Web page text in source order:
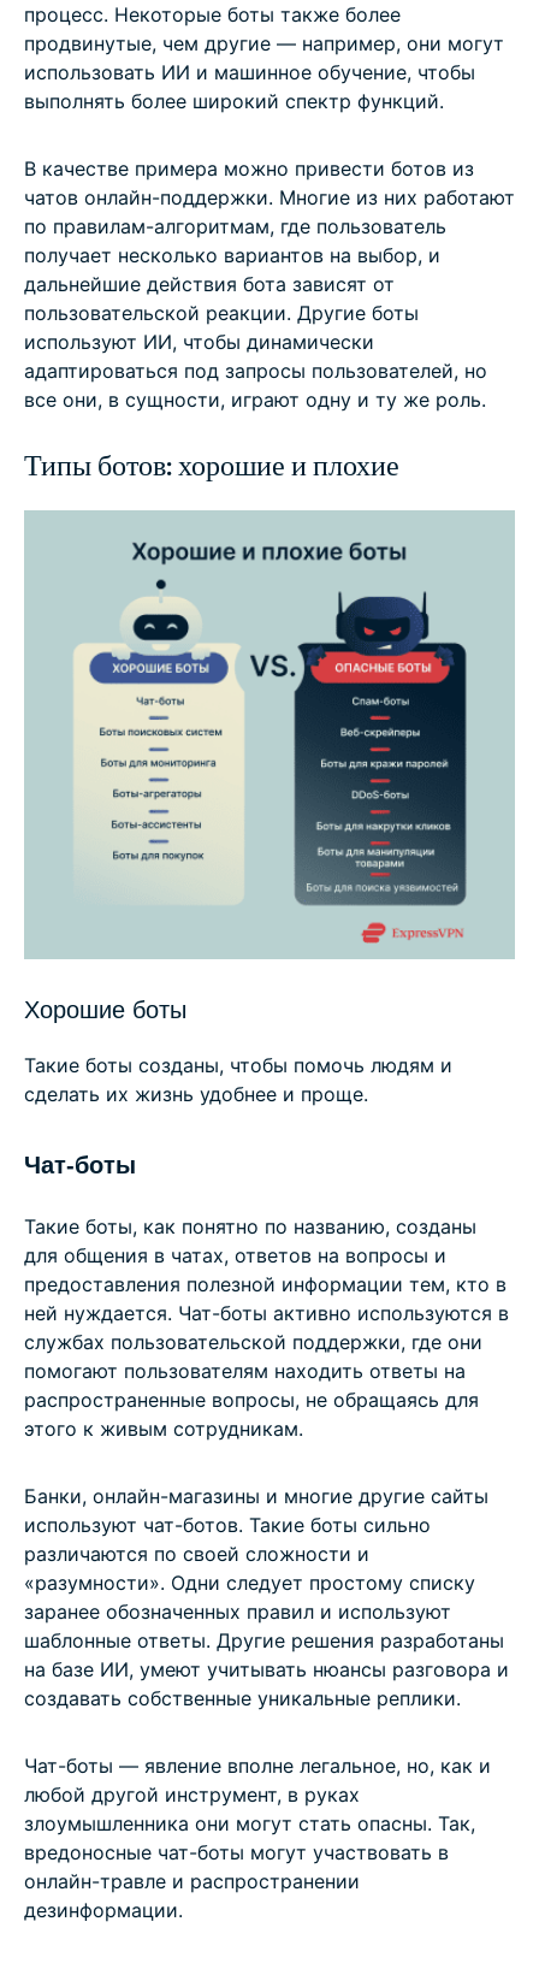
процесс. Некоторые боты также более
продвинутые, чем другие — например, они могут
использовать ИИ и машинное обучение, чтобы
выполнять более широкий спектр функций.
В качестве примера можно привести ботов из
чатов онлайн-поддержки. Многие из них работают
по правилам-алгоритмам, где пользователь
получает несколько вариантов на выбор, и
дальнейшие действия бота зависят от
пользовательской реакции. Другие боты
используют ИИ, чтобы динамически
адаптироваться под запросы пользователей, но
все они, в сущности, играют одну и ту же роль.
Типы ботов: хорошие и плохие
Хорошие боты
Такие боты созданы, чтобы помочь людям и
сделать их жизнь удобнее и проще.
Чат-боты
Такие боты, как понятно по названию, созданы
для общения в чатах, ответов на вопросы и
предоставления полезной информации тем, кто в
ней нуждается. Чат-боты активно используются в
службах пользовательской поддержки, где они
помогают пользователям находить ответы на
распространенные вопросы, не обращаясь для
этого к живым сотрудникам.
Банки, онлайн-магазины и многие другие сайты
используют чат-ботов. Такие боты сильно
различаются по своей сложности и
«разумности». Одни следует простому списку
заранее обозначенных правил и используют
шаблонные ответы. Другие решения разработаны
на базе ИИ, умеют учитывать нюансы разговора и
создавать собственные уникальные реплики.
Чат-боты — явление вполне легальное, но, как и
любой другой инструмент, в руках
злоумышленника они могут стать опасны. Так,
вредоносные чат-боты могут участвовать в
онлайн-травле и распространении
дезинформации.